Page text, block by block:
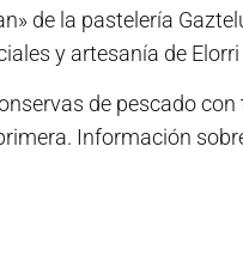
de la pastelería
y artesanía de
de pescado
Información